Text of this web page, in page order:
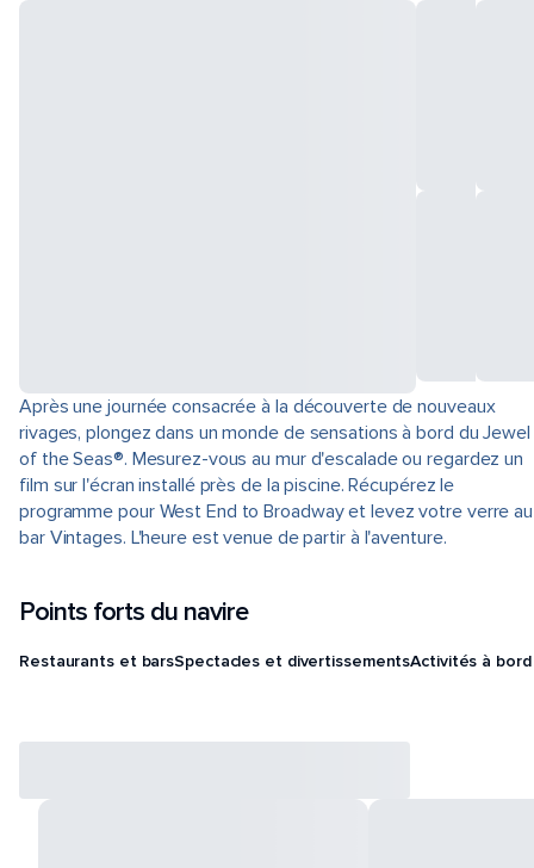
Après une journée consacrée à la découverte de nouveaux
rivages, plongez dans un monde de sensations à bord du Jewel
of the Seas®. Mesurez-vous au mur d'escalade ou regardez un
film sur l'écran installé près de la piscine. Récupérez le
programme pour West End to Broadway et levez votre verre au
bar Vintages. L'heure est venue de partir à l'aventure.
Points forts du navire
Restaurants et barsSpectacles et divertissementsActivités à bord